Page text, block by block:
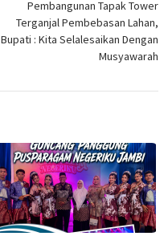
Pembangunan Tapak Tower
Terganjal Pembebasan Lahan,
Bupati : Kita Selalesaikan Dengan
Musyawarah